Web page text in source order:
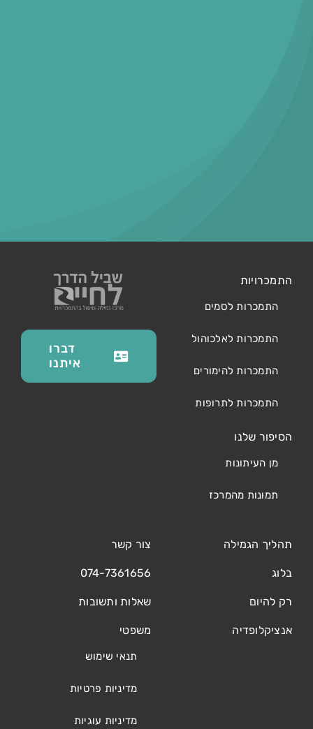
התמכרויות
התמכרות לסמים
התמכרות לאלכוהול
התמכרות להימורים
התמכרות לתרופות
הסיפור שלנו
מן העיתונות
תמונות מהמרכז
תהליך הגמילה
בלוג
רק להיום
אנציקלופדיה
צור קשר
074-7361656
שאלות ותשובות
משפטי
תנאי שימוש
מדיניות פרטיות
מדיניות עוגיות
דברו
איתנו